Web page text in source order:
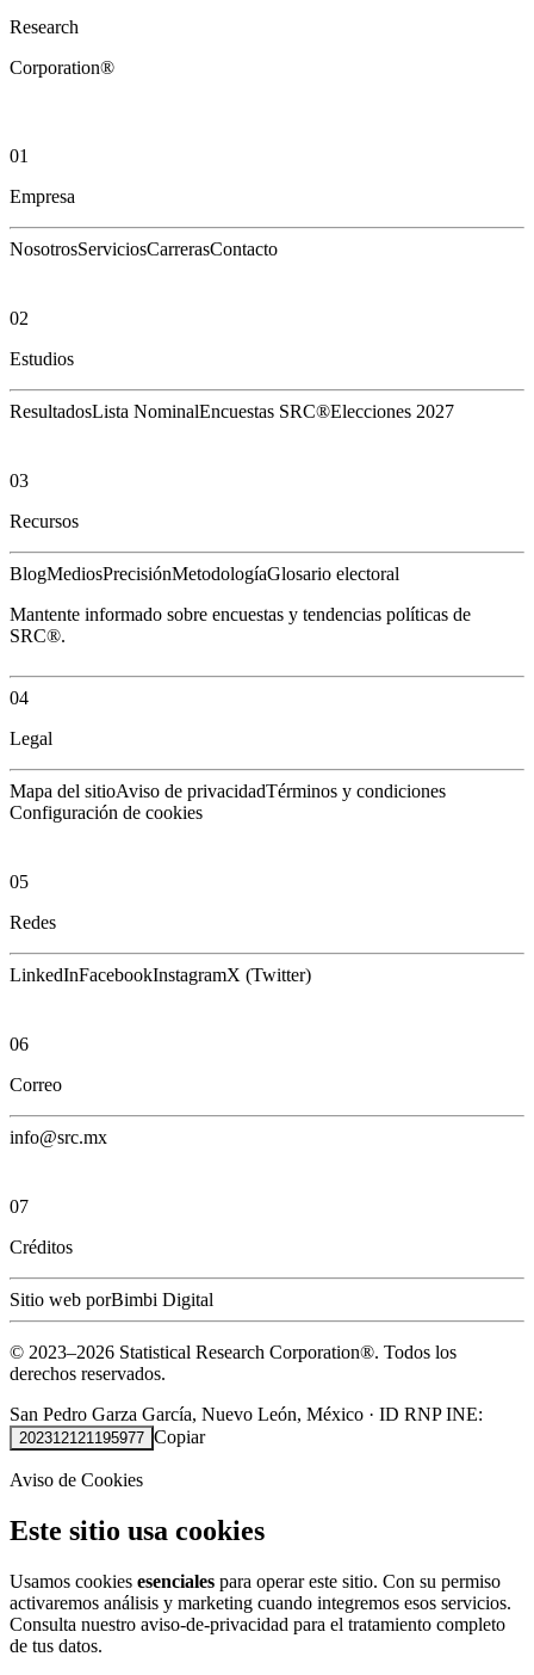
Research
Corporation®
01
Empresa
NosotrosServiciosCarrerasContacto
02
Estudios
ResultadosLista NominalEncuestas SRC®Elecciones 2027
03
Recursos
BlogMediosPrecisiónMetodologíaGlosario electoral
Mantente informado sobre encuestas y tendencias políticas de
SRC®.
04
Legal
Mapa del sitioAviso de privacidadTérminos y condiciones
Configuración de cookies
05
Redes
LinkedInFacebookInstagramX (Twitter)
06
Correo
info@src.mx
07
Créditos
Sitio web porBimbi Digital
© 2023–2026 Statistical Research Corporation®. Todos los
derechos reservados.
San Pedro Garza García, Nuevo León, México · ID RNP INE:
202312121195977 Copiar
Aviso de Cookies
Este sitio usa cookies
Usamos cookies esenciales para operar este sitio. Con su permiso
activaremos análisis y marketing cuando integremos esos servicios.
Consulta nuestro aviso-de-privacidad para el tratamiento completo
de tus datos.